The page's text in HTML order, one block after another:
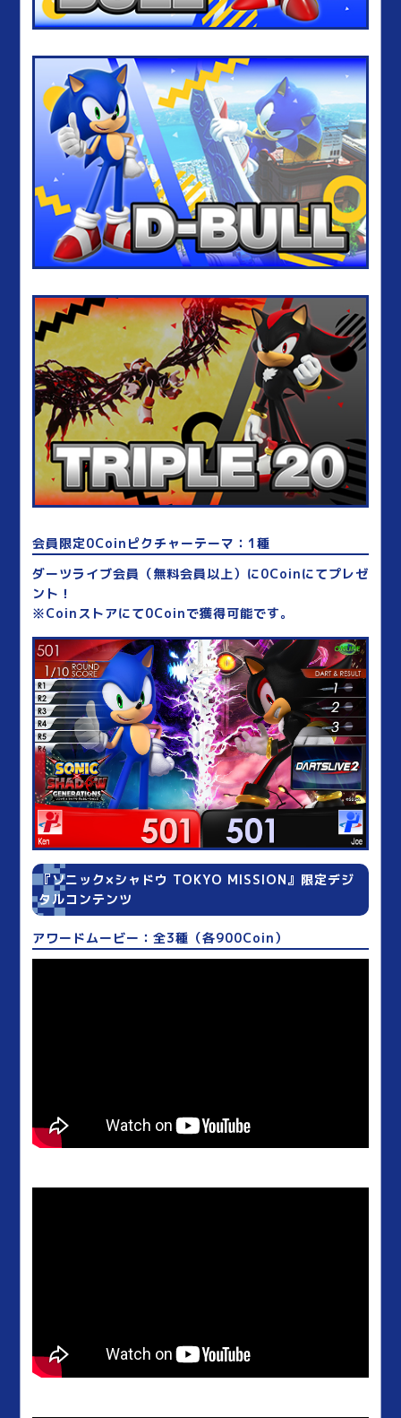
会員限定0Coinピクチャーテーマ：1種
ダーツライブ会員（無料会員以上）に0Coinにてプレゼ
ント！
※Coinストアにて0Coinで獲得可能です。
『ソニック×シャドウ TOKYO MISSION』限定デジ
タルコンテンツ
アワードムービー：全3種（各900Coin）